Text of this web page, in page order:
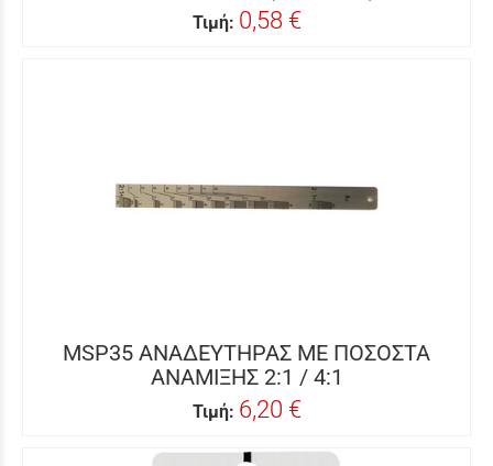
Τιμή: 0,58 €
MSP35 ΑΝΑΔΕΥΤΗΡΑΣ ΜΕ ΠΟΣΟΣΤΑ
ΑΝΑΜΙΞΗΣ 2:1 / 4:1
Τιμή: 6,20 €